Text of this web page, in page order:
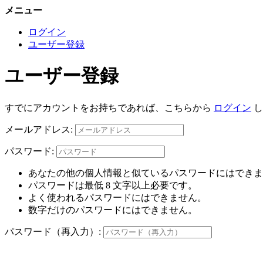
メニュー
ログイン
ユーザー登録
ユーザー登録
すでにアカウントをお持ちであれば、こちらから ログイン
メールアドレス:
パスワード:
あなたの他の個人情報と似ているパスワードにはできま
パスワードは最低 8 文字以上必要です。
よく使われるパスワードにはできません。
数字だけのパスワードにはできません。
パスワード（再入力）: